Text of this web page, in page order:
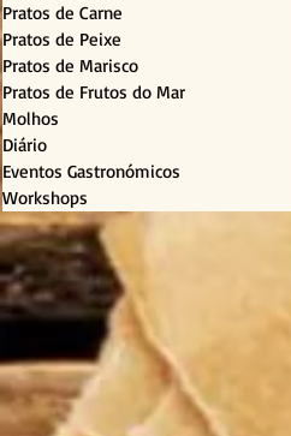
Pratos de Carne
Pratos de Peixe
Pratos de Marisco
Pratos de Frutos do Mar
Molhos
Diário
Eventos Gastronómicos
Workshops